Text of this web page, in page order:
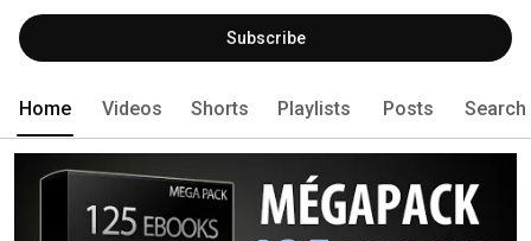
Subscribe
Home Videos Shorts Playlists Posts Search